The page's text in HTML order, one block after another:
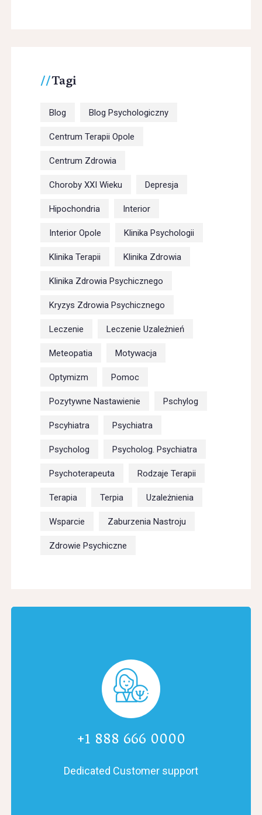
Tagi
Blog Blog Psychologiczny
Centrum Terapii Opole
Centrum Zdrowia
Choroby XXI Wieku Depresja
Hipochondria Interior
Interior Opole Klinika Psychologii
Klinika Terapii Klinika Zdrowia
Klinika Zdrowia Psychicznego
Kryzys Zdrowia Psychicznego
Leczenie Leczenie Uzależnień
Meteopatia Motywacja
Optymizm Pomoc
Pozytywne Nastawienie Pschylog
Pscyhiatra Psychiatra
Psycholog Psycholog. Psychiatra
Psychoterapeuta Rodzaje Terapii
Terapia Terpia Uzależnienia
Wsparcie Zaburzenia Nastroju
Zdrowie Psychiczne
+1 888 666 0000
Dedicated Customer support